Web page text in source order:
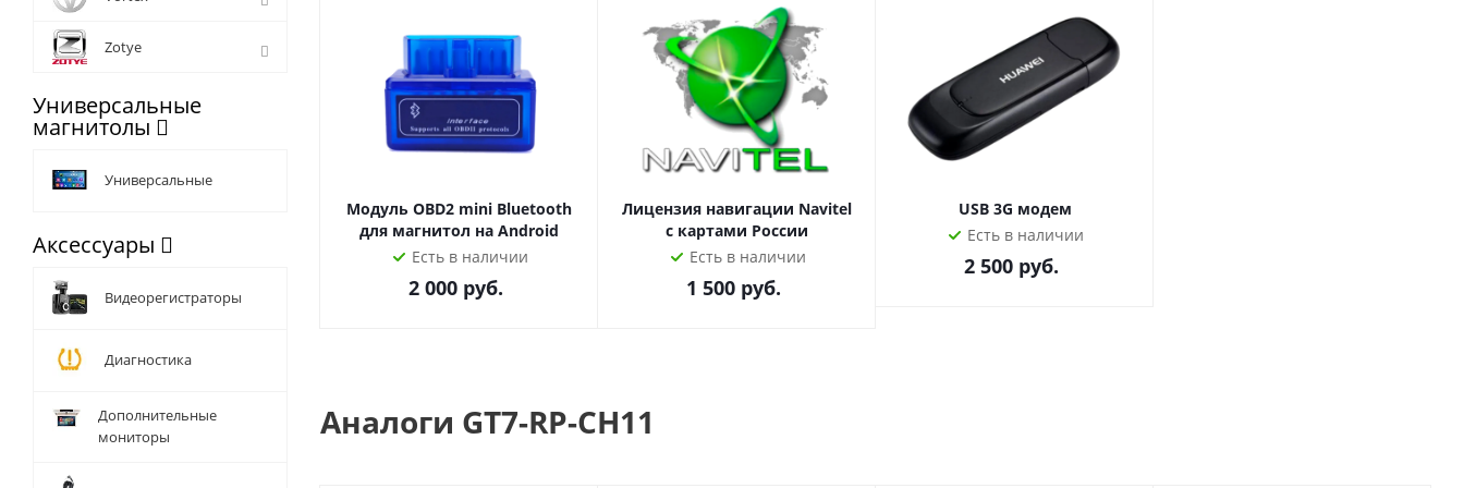
мобильный офис благодаря последним возможностям Android, миллионам приложений на PlayMarket и Wi -Fi/4G интернету.
За консультацией и подробной информацией обращайтесь к нашим менеджерам.
Модуль OBD2 mini Bluetooth
для магнитол на Android
Есть в наличии
2 000руб.
Лицензия навигации Navitel
с картами России
Есть в наличии
1 500руб.
USB 3G модем
Есть в наличии
2 500руб.
Аналоги GT7-RP-CH11
Zotye
Универсальные
магнитолы
Универсальные
Аксессуары
Видеорегистраторы
Диагностика
Дополнительные
мониторы